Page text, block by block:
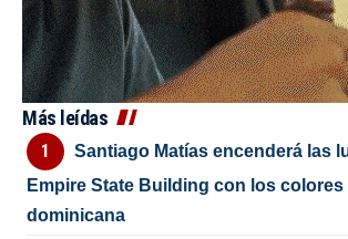
Más leídas
Santiago Matías encenderá las
Empire State Building con los colores
dominicana